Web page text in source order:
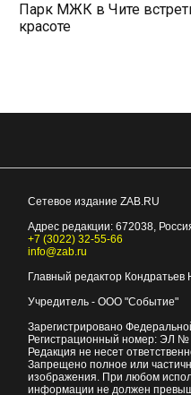
Парк МЖК в Чите
красоте
Сетевое издание ZAB.RU
Адрес редакции: 672038,
+7 (3022) 32-55-66
info@zab.ru
Главный редактор Кондратьев
Учредитель - ООО "Событие"
Зарегистрировано
Регистрационный номер: ЭЛ
Редакция не несет
Запрещено полное или
изображения. При любом
информации не должен